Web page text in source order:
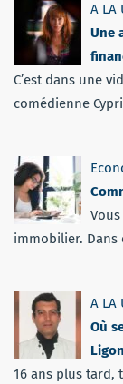
A LA
Une
C’est dans une
comédienne
immobilier. Dans
A LA
Où
16 ans plus tard,